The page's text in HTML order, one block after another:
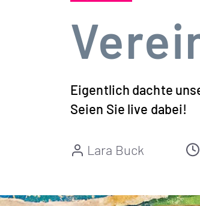
Eigentlich dachte
Seien Sie live dabei!
Lara Buck